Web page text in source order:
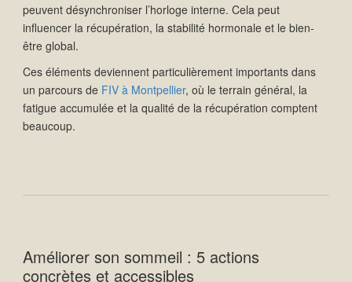
peuvent désynchroniser l’horloge interne. Cela peut
influencer la récupération, la stabilité hormonale et le bien-
être global.
Ces éléments deviennent particulièrement importants dans
un parcours de FIV à Montpellier, où le terrain général, la
fatigue accumulée et la qualité de la récupération comptent
beaucoup.
Améliorer son sommeil : 5 actions
concrètes et accessibles